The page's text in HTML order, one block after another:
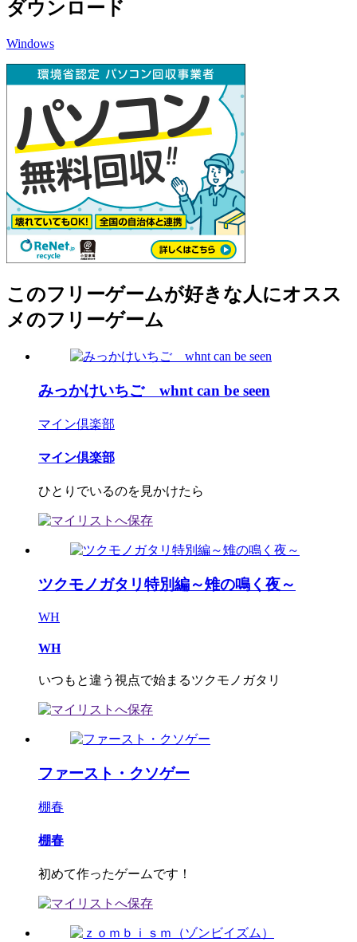
ダウンロード
Windows
このフリーゲームが好きな人にオスス
メのフリーゲーム
みっかけいちご whnt can be seen
マイン倶楽部
マイン倶楽部
ひとりでいるのを見かけたら
ツクモノガタリ特別編～雉の鳴く夜～
WH
WH
いつもと違う視点で始まるツクモノガタリ
ファースト・クソゲー
棚春
棚春
初めて作ったゲームです！